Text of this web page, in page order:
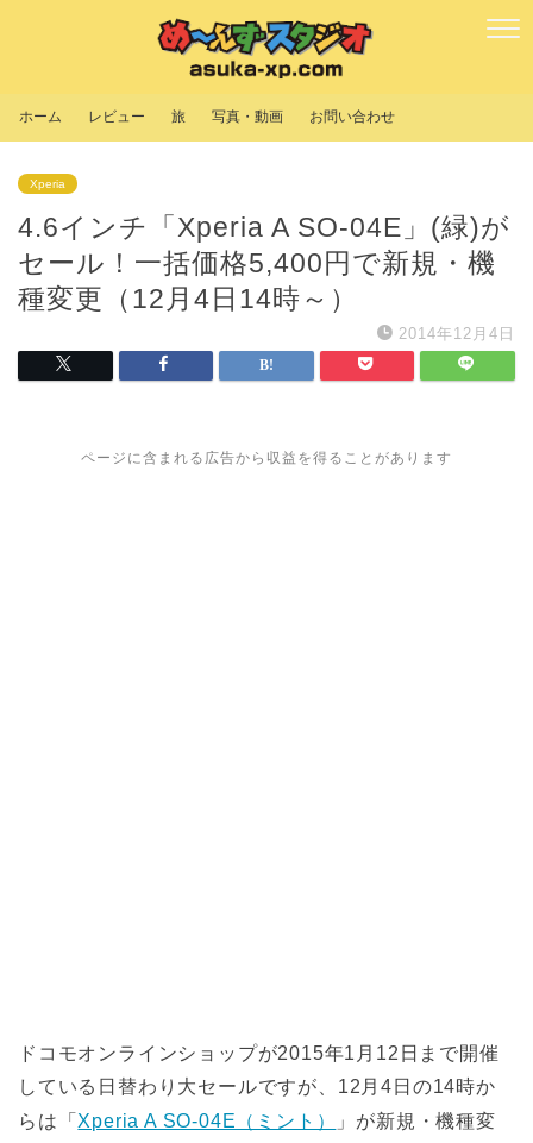
ホーム レビュー 旅 写真・動画 お問い合わせ
Xperia
4.6インチ「Xperia A SO-04E」(緑)が
セール！一括価格5,400円で新規・機
種変更（12月4日14時～）
2014年12月4日
ページに含まれる広告から収益を得ることがあります
ドコモオンラインショップが2015年1月12日まで開催
している日替わり大セールですが、12月4日の14時か
らは「 Xperia A SO-04E（ミント）
」が新規・機種変